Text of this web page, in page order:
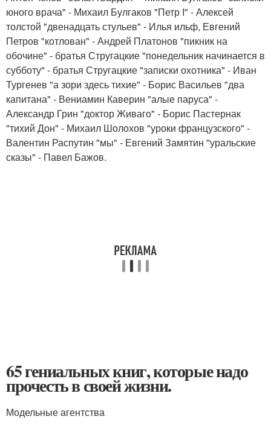
юного врача" - Михаил Булгаков "Петр I" - Алексей
толстой "двенадцать стульев" - Илья ильф, Евгений
Петров "котлован" - Андрей Платонов "пикник на
обочине" - братья Стругацкие "понедельник начинается в
субботу" - братья Стругацкие "записки охотника" - Иван
Тургенев "а зори здесь тихие" - Борис Васильев "два
капитана" - Вениамин Каверин "алые паруса" -
Александр Грин "доктор Живаго" - Борис Пастернак
"тихий Дон" - Михаил Шолохов "уроки французского" -
Валентин Распутин "мы" - Евгений Замятин "уральские
сказы" - Павел Бажов.
65 гениальных книг, которые надо
прочесть в своей жизни.
Модельные агентства